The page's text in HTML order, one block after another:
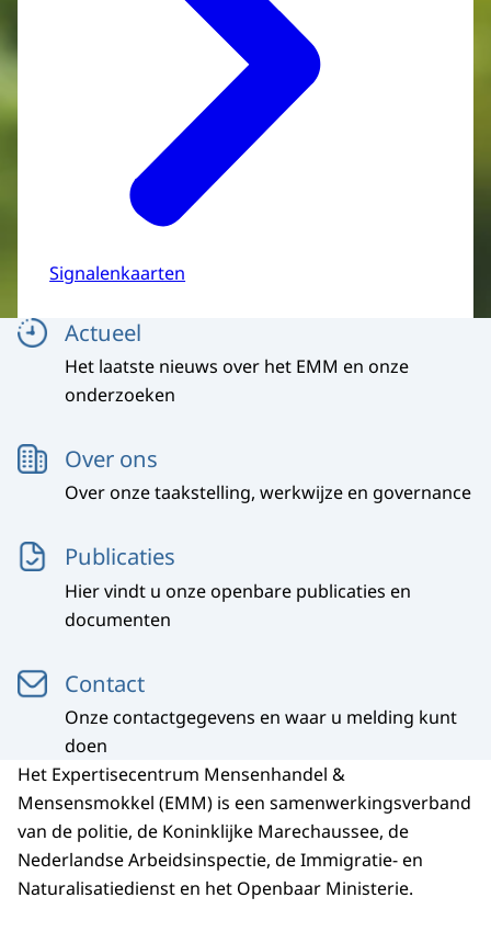
Signalenkaarten
MenuActueel
Het laatste nieuws over het EMM en onze
onderzoeken
Over ons
Over onze taakstelling, werkwijze en governance
Publicaties
Hier vindt u onze openbare publicaties en
documenten
Contact
Onze contactgegevens en waar u melding kunt
doen
Het Expertisecentrum Mensenhandel &
Mensensmokkel (EMM) is een samenwerkingsverband
van de politie, de Koninklijke Marechaussee, de
Nederlandse Arbeidsinspectie, de Immigratie- en
Naturalisatiedienst en het Openbaar Ministerie.